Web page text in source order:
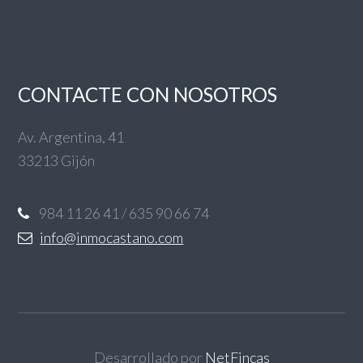
CONTACTE CON NOSOTROS
Av. Argentina, 41
33213 Gijón
984 11 26 41 / 635 90 66 74
info@inmocastano.com
Desarrollado por NetFincas